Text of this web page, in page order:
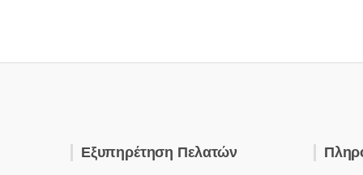
Εξυπηρέτηση Πελατών